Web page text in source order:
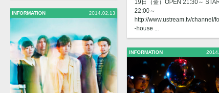
INFORMATION 2014.02.13
19日（金）OPEN 21:30～
22:00～
http://www.ustream.tv/channel/
-house ...
INFORMATION